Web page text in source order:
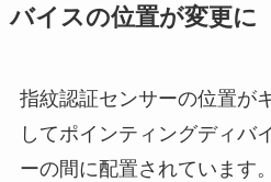
バイスの位置が変更に
指紋認証センサーの位置が
してポインティングディバ
ーの間に配置されています。